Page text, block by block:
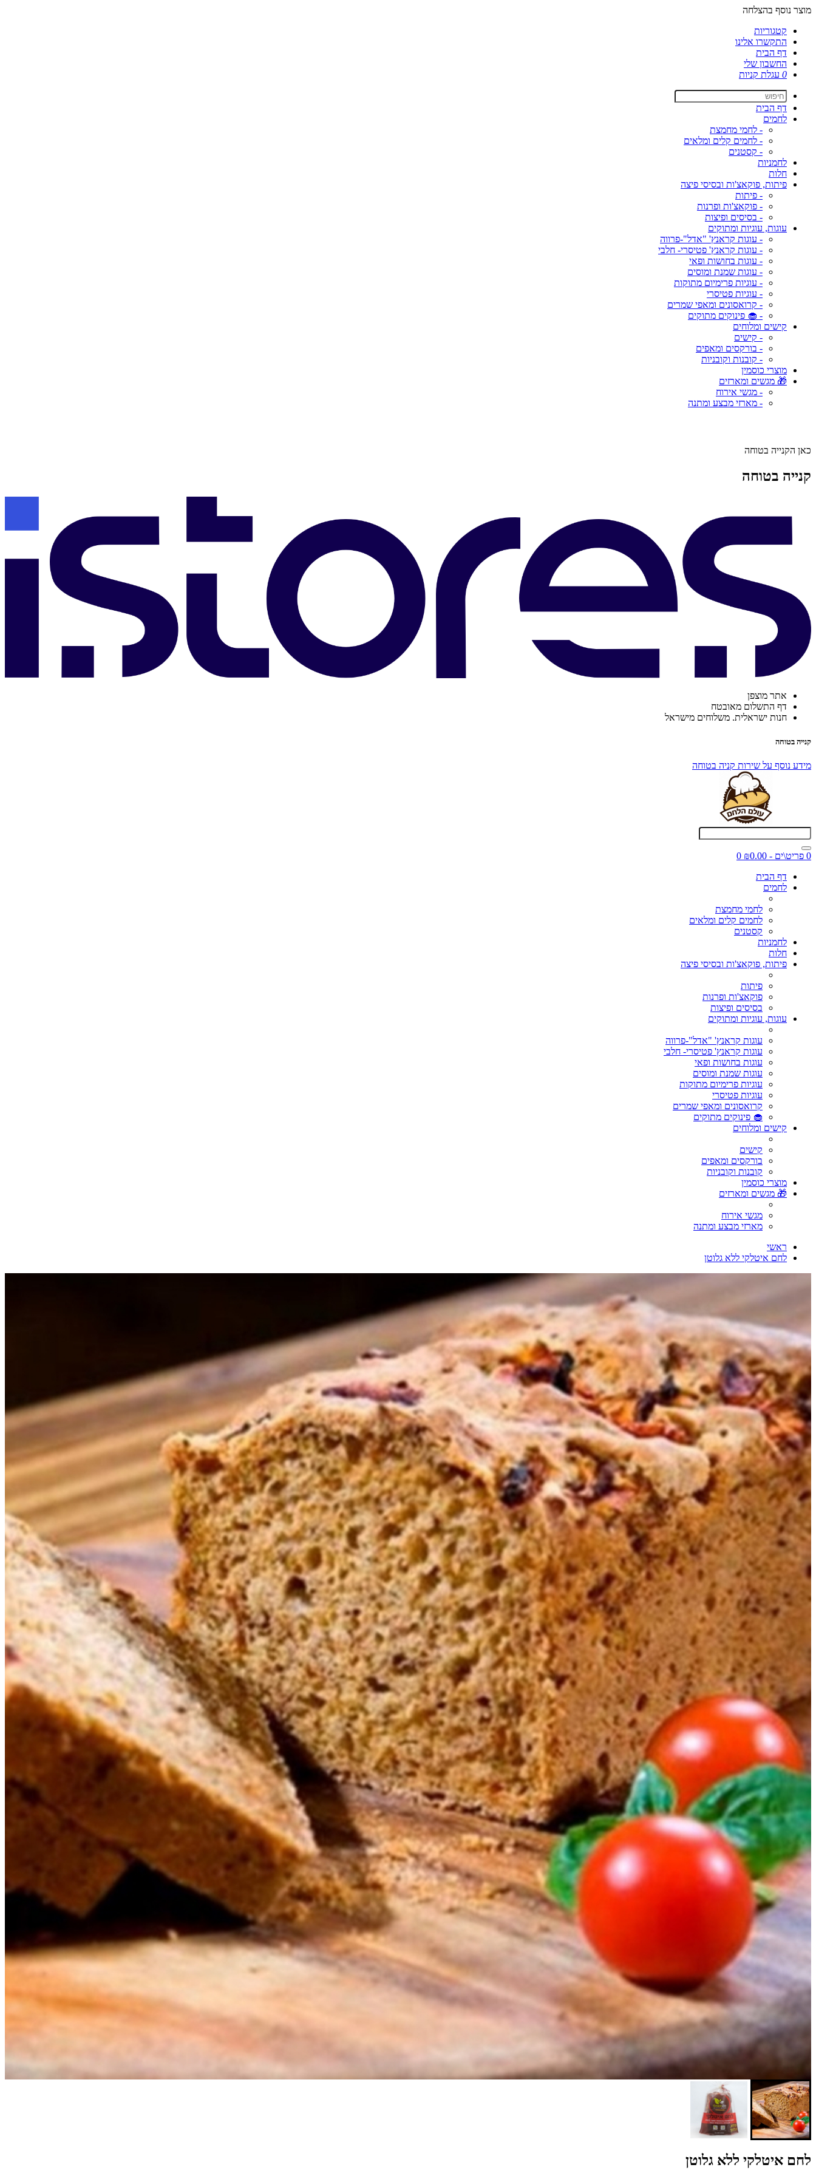
מוצר נוסף בהצלחה
קטגוריות
התקשרו אלינו
דף הבית
החשבון שלי
0 עגלת קניות
דף הבית
לחמים
- לחמי מחמצת
- לחמים קלים ומלאים
- קסטנים
לחמניות
חלות
פיתות, פוקאצ'ות ובסיסי פיצה
- פיתות
- פוקאצ'ות ופרנות
- בסיסים ופיצות
עוגות, עוגיות ומתוקים
- עוגות קראנץ' "אדל"-פרווה
- עוגות קראנץ' פטיסרי- חלבי
- עוגות בחושות ופאי
- עוגות שמנת ומוסים
- עוגיות פרימיום מתוקות
- עוגיות פטיסרי
- קרואסונים ומאפי שמרים
- 🧁 פינוקים מתוקים
קישים ומלוחים
- קישים
- בורקסים ומאפים
- קובנות וקובניות
מוצרי כוסמין
🎁 מגשים ומארזים
- מגשי אירוח
- מארזי מבצע ומתנה
כאן הקנייה בטוחה
קנייה בטוחה
אתר מוצפן
דף התשלום מאובטח
חנות ישראלית. משלוחים מישראל
קנייה בטוחה
מידע נוסף על שירות קניה בטוחה
0 פריט\ים - ₪0.00
0
דף הבית
לחמים
לחמי מחמצת
לחמים קלים ומלאים
קסטנים
לחמניות
חלות
פיתות, פוקאצ'ות ובסיסי פיצה
פיתות
פוקאצ'ות ופרנות
בסיסים ופיצות
עוגות, עוגיות ומתוקים
עוגות קראנץ' "אדל"-פרווה
עוגות קראנץ' פטיסרי- חלבי
עוגות בחושות ופאי
עוגות שמנת ומוסים
עוגיות פרימיום מתוקות
עוגיות פטיסרי
קרואסונים ומאפי שמרים
🧁 פינוקים מתוקים
קישים ומלוחים
קישים
בורקסים ומאפים
קובנות וקובניות
מוצרי כוסמין
🎁 מגשים ומארזים
מגשי אירוח
מארזי מבצע ומתנה
ראשי
לחם איטלקי ללא גלוטן
לחם איטלקי ללא גלוטן